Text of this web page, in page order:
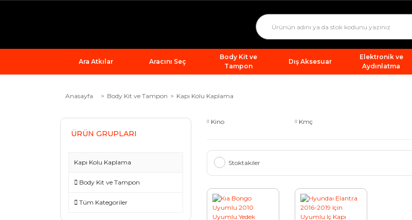
Ara Atkılar Aracını Seç
Body Kit ve
Tampon
Dış Aksesuar
Elektronik ve
Aydınlatma
Anasayfa Body Kit ve Tampon Kapı Kolu Kaplama
ÜRÜN GRUPLARI
Kapı Kolu Kaplama
Body Kit ve Tampon
Tüm Kategoriler
Kino Kmç
Stoktakiler